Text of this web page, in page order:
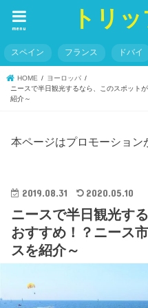
トリ
menu
スペイン フランス ドバイ
HOME
ヨーロッパ
ニースで半日観光するなら、このスポット
紹介～
本ページはプロモーション
2019.08.31 2020.05.10
ニースで半日観光す
おすすめ！？ニース
スを紹介～